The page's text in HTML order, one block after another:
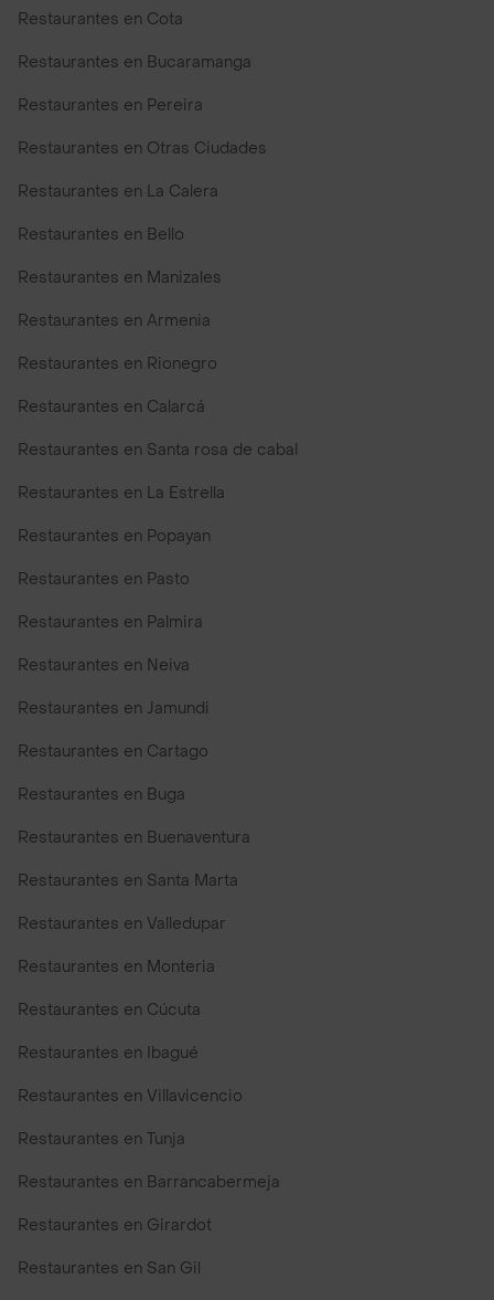
Restaurantes en Cota
Restaurantes en Bucaramanga
Restaurantes en Pereira
Restaurantes en Otras Ciudades
Restaurantes en La Calera
Restaurantes en Bello
Restaurantes en Manizales
Restaurantes en Armenia
Restaurantes en Rionegro
Restaurantes en Calarcá
Restaurantes en Santa rosa de cabal
Restaurantes en La Estrella
Restaurantes en Popayan
Restaurantes en Pasto
Restaurantes en Palmira
Restaurantes en Neiva
Restaurantes en Jamundi
Restaurantes en Cartago
Restaurantes en Buga
Restaurantes en Buenaventura
Restaurantes en Santa Marta
Restaurantes en Valledupar
Restaurantes en Monteria
Restaurantes en Cúcuta
Restaurantes en Ibagué
Restaurantes en Villavicencio
Restaurantes en Tunja
Restaurantes en Barrancabermeja
Restaurantes en Girardot
Restaurantes en San Gil